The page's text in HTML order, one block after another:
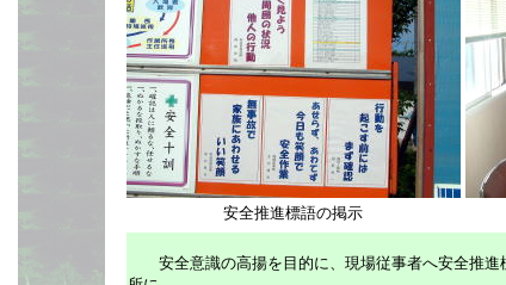
安全推進標語の掲示
安全意識の高揚を目的に、現場従事者へ安全推進